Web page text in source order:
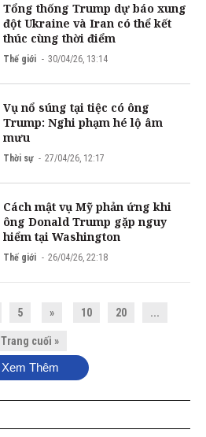
Tổng thống Trump dự báo xung
đột Ukraine và Iran có thể kết
thúc cùng thời điểm
Thế giới 30/04/26, 13:14
Vụ nổ súng tại tiệc có ông
Trump: Nghi phạm hé lộ âm
mưu
Thời sự 27/04/26, 12:17
Cách mật vụ Mỹ phản ứng khi
ông Donald Trump gặp nguy
hiểm tại Washington
Thế giới 26/04/26, 22:18
5 » 10 20 ...
Trang cuối »
Xem Thêm